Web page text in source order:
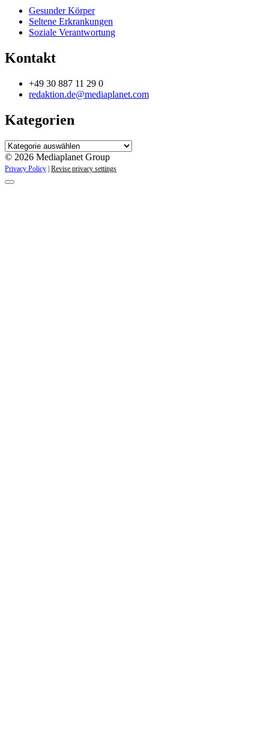
Gesunder Körper
Seltene Erkrankungen
Soziale Verantwortung
Kontakt
+49 30 887 11 29 0
redaktion.de@mediaplanet.com
Kategorien
Kategorien
© 2026 Mediaplanet Group
Privacy Policy Revise privacy settings